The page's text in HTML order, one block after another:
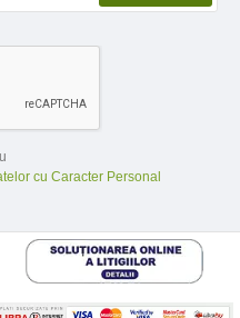
cu Caracter Personal